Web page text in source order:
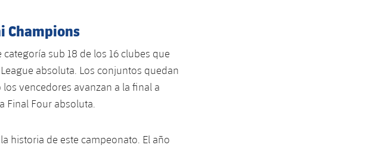
Champions
sub 18 de los 16 clubes que
absoluta. Los conjuntos quedan
vencedores avanzan a la final a
Final Four absoluta.
historia de este campeonato. El año